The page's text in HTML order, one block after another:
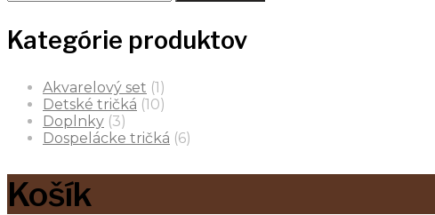
Kategórie produktov
Akvarelový set (1)
Detské tričká (10)
Doplnky (3)
Dospelácke tričká (6)
Košík